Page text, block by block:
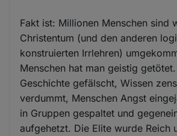
Fakt ist: Millionen Menschen sind
Christentum (und den anderen
konstruierten Irrlehren)
Menschen hat man geistig
Geschichte gefälscht, Wissen
verdummt, Menschen Angst
in Gruppen gespaltet und
aufgehetzt. Die Elite wurde Reich